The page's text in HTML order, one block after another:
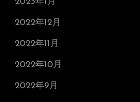
2023年1月
2022年12月
2022年11月
2022年10月
2022年9月